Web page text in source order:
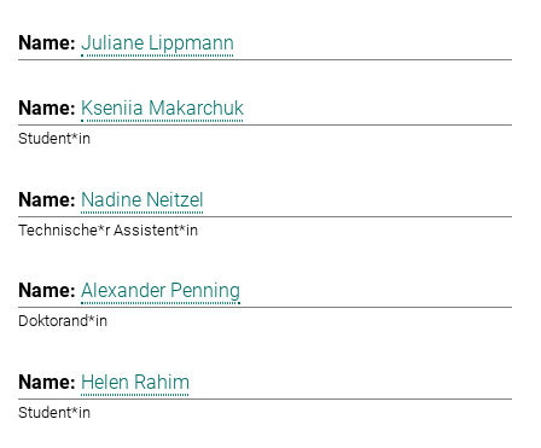
Juliane Lippmann
Kseniia Makarchuk
Student*in
Nadine Neitzel
Technische*r Assistent*in
Alexander Penning
Doktorand*in
Helen Rahim
Student*in